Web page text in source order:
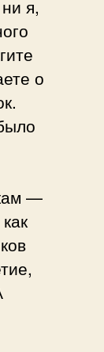
я,
о
—